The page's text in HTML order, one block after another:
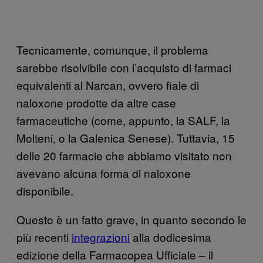
Tecnicamente, comunque, il problema
sarebbe risolvibile con l’acquisto di farmaci
equivalenti al Narcan, ovvero fiale di
naloxone prodotte da altre case
farmaceutiche (come, appunto, la SALF, la
Molteni, o la Galenica Senese). Tuttavia, 15
delle 20 farmacie che abbiamo visitato non
avevano alcuna forma di naloxone
disponibile.
Questo è un fatto grave, in quanto secondo le
più recenti integrazioni alla dodicesima
edizione della Farmacopea Ufficiale – il